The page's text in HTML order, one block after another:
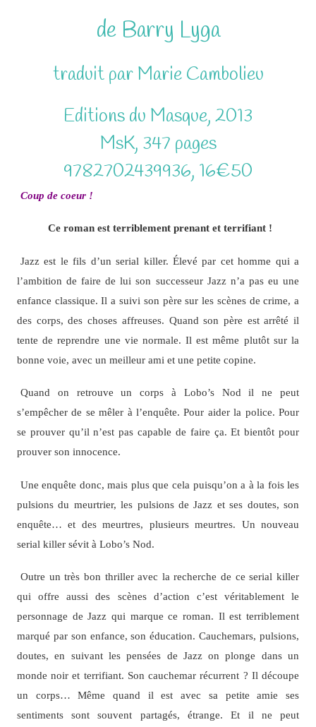
de Barry Lyga
traduit par Marie Cambolieu
Editions du Masque, 2013
MsK, 347 pages
9782702439936, 16€50
Coup de coeur !
Ce roman est terriblement prenant et terrifiant !
Jazz est le fils d’un serial killer. Élevé par cet homme qui a
l’ambition de faire de lui son successeur Jazz n’a pas eu une
enfance classique. Il a suivi son père sur les scènes de crime, a
des corps, des choses affreuses. Quand son père est arrêté il
tente de reprendre une vie normale. Il est même plutôt sur la
bonne voie, avec un meilleur ami et une petite copine.
Quand on retrouve un corps à Lobo’s Nod il ne peut
s’empêcher de se mêler à l’enquête. Pour aider la police. Pour
se prouver qu’il n’est pas capable de faire ça. Et bientôt pour
prouver son innocence.
Une enquête donc, mais plus que cela puisqu’on a à la fois les
pulsions du meurtrier, les pulsions de Jazz et ses doutes, son
enquête… et des meurtres, plusieurs meurtres. Un nouveau
serial killer sévit à Lobo’s Nod.
Outre un très bon thriller avec la recherche de ce serial killer
qui offre aussi des scènes d’action c’est véritablement le
personnage de Jazz qui marque ce roman. Il est terriblement
marqué par son enfance, son éducation. Cauchemars, pulsions,
doutes, en suivant les pensées de Jazz on plonge dans un
monde noir et terrifiant. Son cauchemar récurrent ? Il découpe
un corps… Même quand il est avec sa petite amie ses
sentiments sont souvent partagés, étrange. Et il ne peut